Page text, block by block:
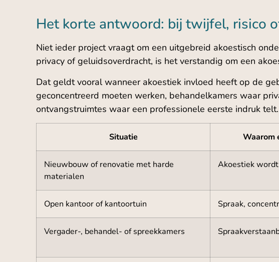
Het korte antwoord: bij twijfel, risico
Niet ieder project vraagt om een uitgebreid akoestisch
privacy of geluidsoverdracht, is het verstandig om een
Dat geldt vooral wanneer akoestiek invloed heeft op de
geconcentreerd moeten werken, behandelkamers waar
ontvangstruimtes waar een professionele eerste indruk telt.
Situatie Waarom
Nieuwbouw of renovatie met harde
materialen
Akoestiek
Open kantoor of kantoortuin Spraak,
Vergader-, behandel- of spreekkamers